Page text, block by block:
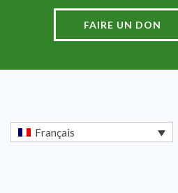
FAIRE UN DON
Français